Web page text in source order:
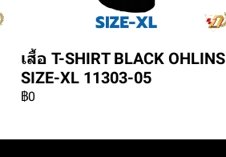
เสื้อ T-SHIRT BLACK OHLINS
SIZE-XL 11303-05
฿0